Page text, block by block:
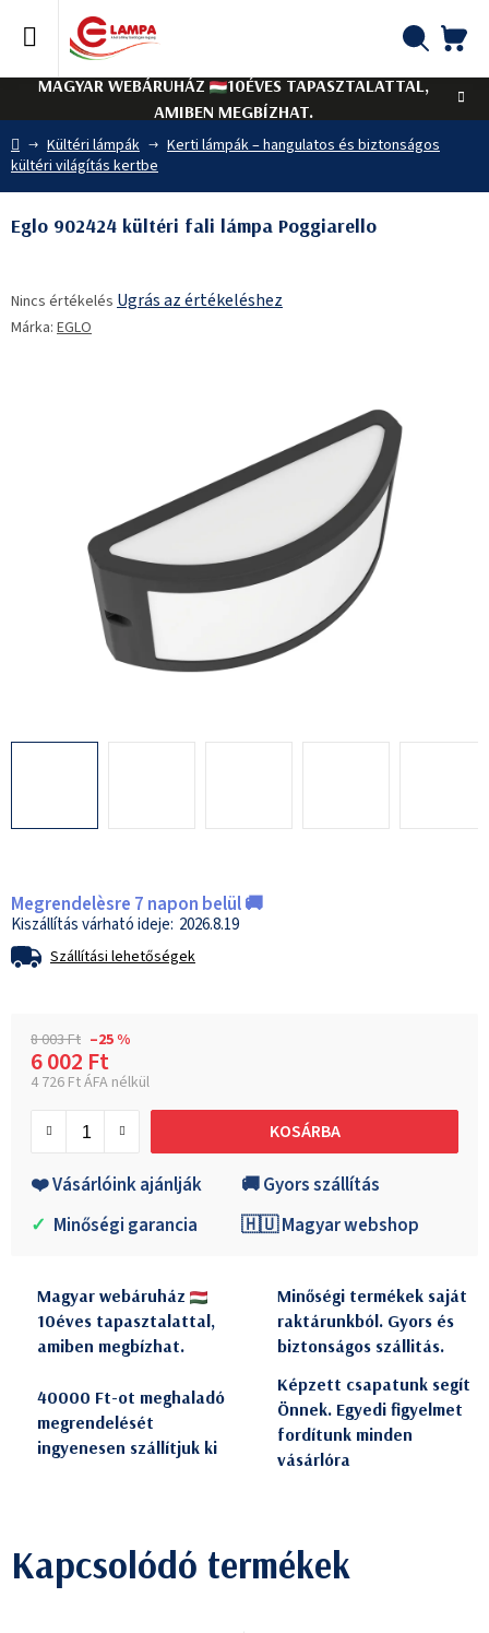
tartalomhoz
MAGYAR WEBÁRUHÁZ
10ÉVES TAPASZTALATTAL,
AMIBEN MEGBÍZHAT.
Kezdőlap
Kültéri lámpák
Kerti lámpák – hangulatos és biztonságos
kültéri világítás kertbe
Megrendelèsre 7 napon belül 🚚
2026.8.19
Szállítási lehetőségek
8 003 Ft –25 %
6 002 Ft
4 726 Ft ÁFA nélkül
KOSÁRBA
❤️ Vásárlóink ajánlják
🚚 Gyors szállítás
✓ Minőségi garancia 🇭🇺 Magyar webshop
Eglo 902424 kültéri fali lámpa Poggiarello
termék
átlagos
Nincs értékelés Ugrás az értékeléshez
Márka: EGLO
Magyar webáruház
10éves tapasztalattal,
amiben megbízhat.
Minőségi termékek saját
raktárunkból. Gyors és
biztonságos szállitás.
40000 Ft-ot meghaladó
megrendelését
ingyenesen szállítjuk ki
Képzett csapatunk segít
Önnek. Egyedi figyelmet
fordítunk minden
vásárlóra
Kapcsolódó termékek